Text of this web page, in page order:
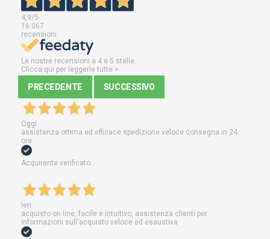
4,9/5
16.067
recensioni
Le nostre recensioni a 4 e 5 stelle.
Clicca qui per leggerle tutte >
PRECEDENTE SUCCESSIVO
Oggi
assistenza ottima ed efficace spedizione veloce consegna in 24
ore
Acquirente verificato
Ieri
acquisto on line, facile e intuitivo, assistenza clienti per
informazioni sull'acquisto veloce ed esaustiva